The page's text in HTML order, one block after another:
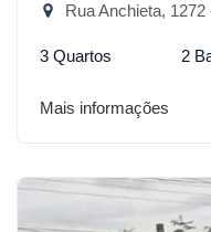
Rua Anchieta, 1272 -
3 Quartos 2
Mais informações